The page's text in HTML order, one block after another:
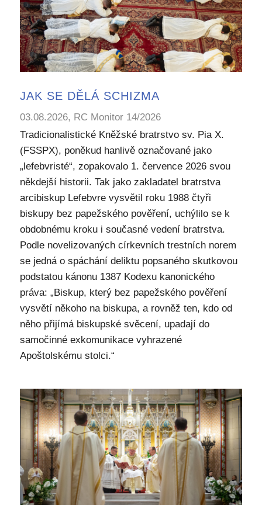
JAK SE DĚLÁ SCHIZMA
03.08.2026, RC Monitor 14/2026
Tradicionalistické Kněžské bratrstvo sv. Pia X.
(FSSPX), poněkud hanlivě označované jako
„lefebvristé“, zopakovalo 1. července 2026 svou
někdejší historii. Tak jako zakladatel bratrstva
arcibiskup Lefebvre vysvětil roku 1988 čtyři
biskupy bez papežského pověření, uchýlilo se k
obdobnému kroku i současné vedení bratrstva.
Podle novelizovaných církevních trestních norem
se jedná o spáchání deliktu popsaného skutkovou
podstatou kánonu 1387 Kodexu kanonického
práva: „Biskup, který bez papežského pověření
vysvětí někoho na biskupa, a rovněž ten, kdo od
něho přijímá biskupské svěcení, upadají do
samočinné exkomunikace vyhrazené
Apoštolskému stolci.“